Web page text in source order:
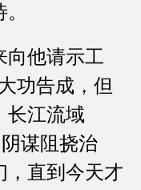
他请示工
功告成，但
长江流域
谋阻挠治
，直到今天才